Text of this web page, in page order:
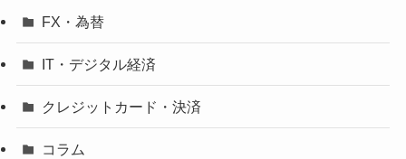
FX・為替
IT・デジタル経済
クレジットカード・決済
コラム